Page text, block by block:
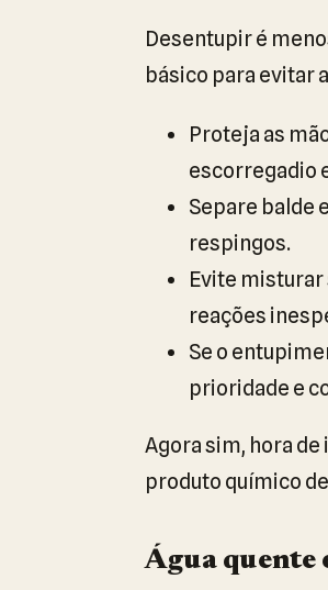
Desentupir é
básico para evitar
Proteja as
escorregadio
Separe balde
respingos.
Evite misturar
reações
Se o
prioridade e
Agora sim, hora
produto químico
Água quente